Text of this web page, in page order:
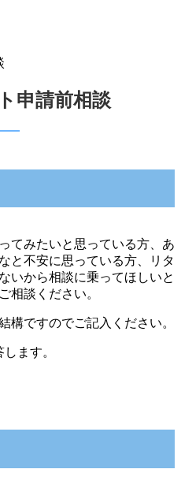
申請前相談
てみたいと思っている方、あ
と不安に思っている方、リタ
いから相談に乗ってほしいと
相談ください。
構ですのでご記入ください。
ます。